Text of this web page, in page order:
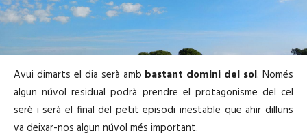
Avui dimarts el dia serà amb bastant domini del sol. Només
algun núvol residual podrà prendre el protagonisme del cel
serè i serà el final del petit episodi inestable que ahir dilluns
va deixar-nos algun núvol més important.